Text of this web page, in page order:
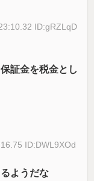
ID:gRZLqD
証金を税金とし
ID:DWL9XOd
ようだな